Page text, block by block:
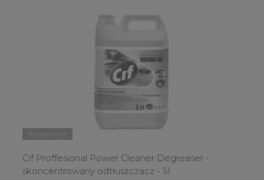
Koncentrat
Cif Proffesional Power Cleaner Degreaser -
skoncentrowany odtłuszczacz - 5l